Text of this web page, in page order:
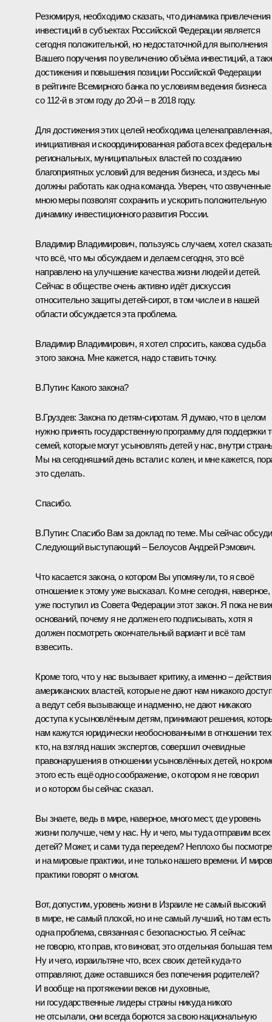
Резюмируя, необходимо сказать, что динамика привлечения
инвестиций в субъектах Российской Федерации является
сегодня положительной, но недостаточной для выполнения
Вашего поручения по увеличению объёма инвестиций, а
достижения и повышения позиции Российской Федерации
в рейтинге Всемирного банка по условиям ведения бизнеса
со 112-й в этом году до 20-й – в 2018 году.
Для достижения этих целей необходима целенаправленная,
инициативная и скоординированная работа всех
региональных, муниципальных властей по созданию
благоприятных условий для ведения бизнеса, и здесь мы
должны работать как одна команда. Уверен, что озвученные
мною меры позволят сохранить и ускорить положительную
динамику инвестиционного развития России.
Владимир Владимирович, пользуясь случаем, хотел
что всё, что мы обсуждаем и делаем сегодня, это всё
направлено на улучшение качества жизни людей и детей.
Сейчас в обществе очень активно идёт дискуссия
относительно защиты детей-сирот, в том числе и в нашей
области обсуждается эта проблема.
Владимир Владимирович, я хотел спросить, какова судьба
этого закона. Мне кажется, надо ставить точку.
В.Путин: Какого закона?
В.Груздев: Закона по детям-сиротам. Я думаю, что в целом
нужно принять государственную программу для поддержки
семей, которые могут усыновлять детей у нас, внутри
Мы на сегодняшний день встали с колен, и мне кажется,
это сделать.
Спасибо.
В.Путин: Спасибо Вам за доклад по теме. Мы сейчас
Следующий выступающий – Белоусов Андрей Рэмович.
Что касается закона, о котором Вы упомянули, то я своё
отношение к этому уже высказал. Ко мне сегодня, наверное,
уже поступил из Совета Федерации этот закон. Я пока не
оснований, почему я не должен его подписывать, хотя я
должен посмотреть окончательный вариант и всё там
взвесить.
Кроме того, что у нас вызывает критику, а именно – действия
американских властей, которые не дают нам никакого
а ведут себя вызывающе и надменно, не дают никакого
доступа к усыновлённым детям, принимают решения,
нам кажутся юридически необоснованными в отношении
кто, на взгляд наших экспертов, совершил очевидные
правонарушения в отношении усыновлённых детей, но
этого есть ещё одно соображение, о котором я не говорил
и о котором бы сейчас сказал.
Вы знаете, ведь в мире, наверное, много мест, где уровень
жизни получше, чем у нас. Ну и чего, мы туда отправим всех
детей? Может, и сами туда переедем? Неплохо бы
и на мировые практики, и не только нашего времени. И
практики говорят о многом.
Вот, допустим, уровень жизни в Израиле не самый высокий
в мире, не самый плохой, но и не самый лучший, но там есть
одна проблема, связанная с безопасностью. Я сейчас
не говорю, кто прав, кто виноват, это отдельная большая
Ну и чего, израильтяне что, всех своих детей куда‑то
отправляют, даже оставшихся без попечения родителей?
И вообще на протяжении веков ни духовные,
ни государственные лидеры страны никуда никого
не отсылали, они всегда борются за свою национальную